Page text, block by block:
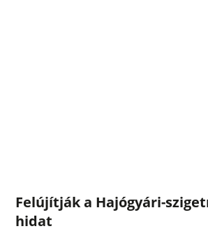
Felújítják a Hajógyári-
hidat